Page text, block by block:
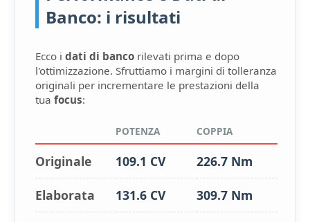
Banco: i risultati
Ecco i dati di banco rilevati prima e dopo
l'ottimizzazione. Sfruttiamo i margini di tolleranza
originali per incrementare le prestazioni della
tua focus:
POTENZA COPPIA
Originale 109.1 CV 226.7 Nm
Elaborata 131.6 CV 309.7 Nm